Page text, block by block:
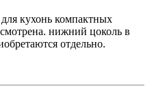
кухонь компактных
нижний цоколь в
отдельно.